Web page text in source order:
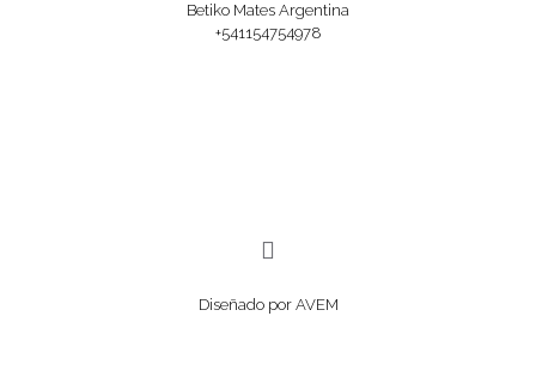
Betiko Mates Argentina
+541154754978
Diseñado por AVEM